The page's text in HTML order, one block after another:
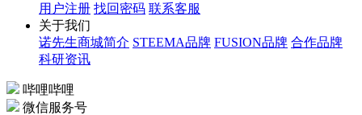
用户注册 找回密码 联系客服
关于我们
诺先生商城简介 STEEMA品牌 FUSION品牌 合作品牌
科研资讯
哔哩哔哩
微信服务号